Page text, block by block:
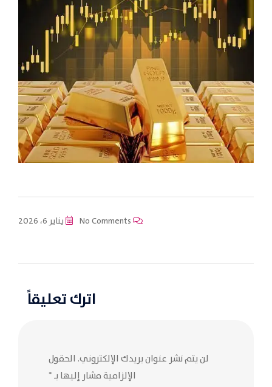
يناير 6، 2026
اترك تعليقاً
لن يتم نشر عنوان بريدك الإلكتروني. الحقول
الإلزامية مشار إليها بـ*